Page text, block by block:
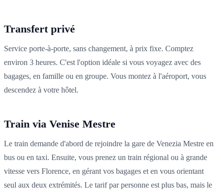
Transfert privé
Service porte-à-porte, sans changement, à prix fixe. Comptez
environ 3 heures. C'est l'option idéale si vous voyagez avec des
bagages, en famille ou en groupe. Vous montez à l'aéroport, vous
descendez à votre hôtel.
Train via Venise Mestre
Le train demande d'abord de rejoindre la gare de Venezia Mestre en
bus ou en taxi. Ensuite, vous prenez un train régional ou à grande
vitesse vers Florence, en gérant vos bagages et en vous orientant
seul aux deux extrémités. Le tarif par personne est plus bas, mais le